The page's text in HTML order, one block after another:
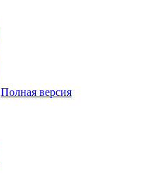
Полная версия